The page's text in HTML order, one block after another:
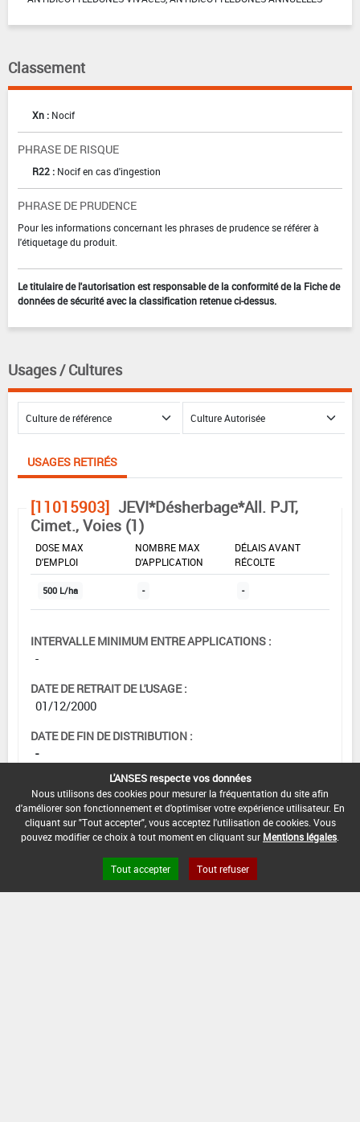
Classement
Xn : Nocif
PHRASE DE RISQUE
R22 : Nocif en cas d'ingestion
PHRASE DE PRUDENCE
Pour les informations concernant les phrases de prudence se référer à
l'étiquetage du produit.
Le titulaire de l'autorisation est responsable de la conformité de la Fiche de
données de sécurité avec la classification retenue ci-dessus.
Usages / Cultures
USAGES RETIRÉS
[11015903] JEVI*Désherbage*All. PJT,
Cimet., Voies (1)
DOSE MAX
D'EMPLOI
NOMBRE MAX
D'APPLICATION
DÉLAIS AVANT
RÉCOLTE
500 L/ha - -
INTERVALLE MINIMUM ENTRE APPLICATIONS :
-
DATE DE RETRAIT DE L'USAGE :
01/12/2000
DATE DE FIN DE DISTRIBUTION :
-
DATE DE FIN D'UTILISATION :
-
L'ANSES respecte vos données
Nous utilisons des cookies pour mesurer la fréquentation du site afin
d'améliorer son fonctionnement et d'optimiser votre expérience utilisateur. En
cliquant sur "Tout accepter", vous acceptez l'utilisation de cookies. Vous
pouvez modifier ce choix à tout moment en cliquant sur Mentions légales
Tout accepter Tout refuser